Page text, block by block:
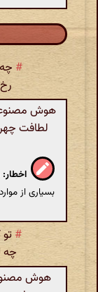
#
هوش
لطافت
اخطار:
بسیاری از
#
چه
هوش